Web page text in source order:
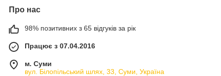
Про нас
98% позитивних з 65 відгуків за рік
Працює з 07.04.2016
м. Суми
вул. Білопільський шлях, 33, Суми, Україна